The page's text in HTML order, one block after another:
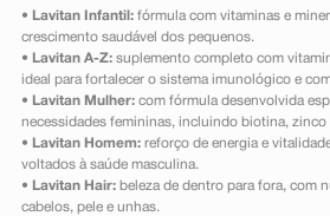
• Lavitan Infantil:fórmula com vitaminas e
crescimento saudável dos pequenos.
•
Lavitan A-Z:suplemento completo com
ideal para fortalecer o sistema imunológico e
•
Lavitan Mulher:com fórmula desenvolvida
necessidades femininas, incluindo biotina, zinco
•
Lavitan Homem:reforço de energia e
voltados à saúde masculina.
•
Lavitan Hair:beleza de dentro para fora, com
cabelos, pele e unhas.